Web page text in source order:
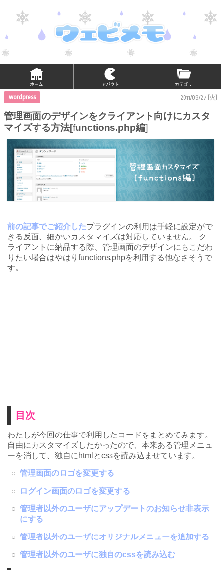
wordpress 2011/09/27 (火)
管理画面のデザインをクライアント向けにカスタ
マイズする方法[functions.php編]
前の記事でご紹介したプラグインの利用は手軽に設定がで
きる反面、細かいカスタマイズは対応していません。 ク
ライアントに納品する際、管理画面のデザインにもこだわ
りたい場合はやはりfunctions.phpを利用する他なさそうで
す。
目次
わたしが今回の仕事で利用したコードをまとめてみます。
自由にカスタマイズしたかったので、本来ある管理メニュ
ーを消して、独自にhtmlとcssを読み込ませています。
管理画面のロゴを変更する
ログイン画面のロゴを変更する
管理者以外のユーザにアップデートのお知らせ非表示
にする
管理者以外のユーザにオリジナルメニューを追加する
管理者以外のユーザに独自のcssを読み込む